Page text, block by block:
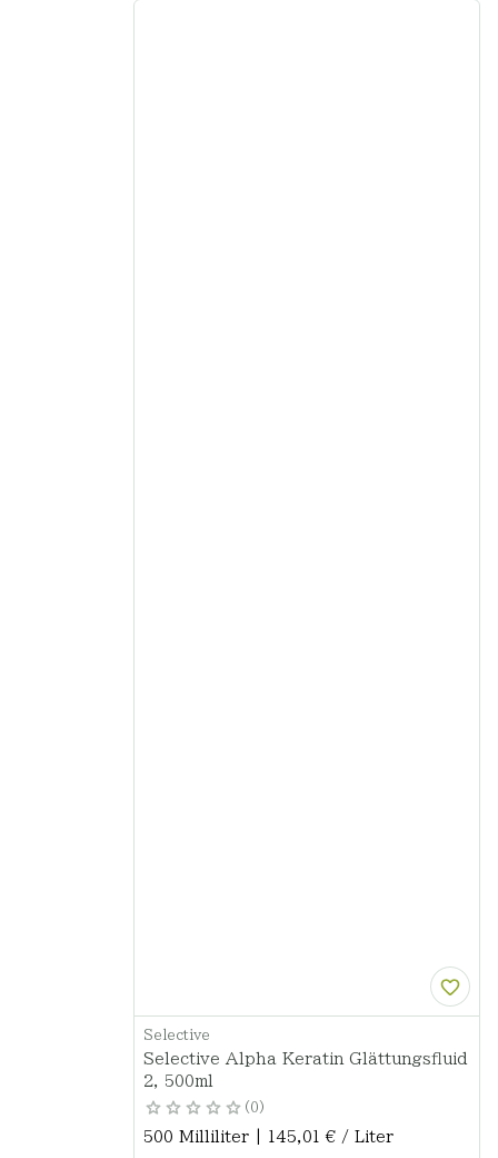
Selective
Selective Alpha Keratin Glättungsfluid
2, 500ml
0
500 Milliliter | 145,01 € / Liter